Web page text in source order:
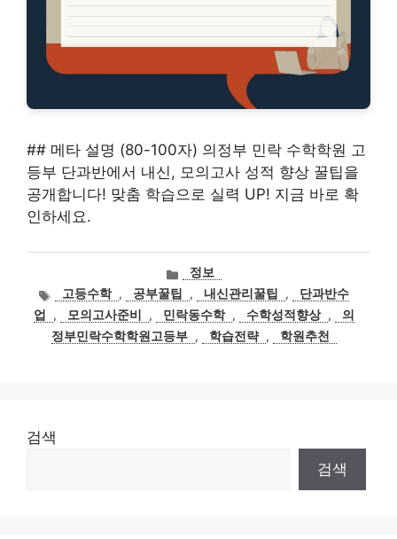
## 메타 설명 (80-100자) 의정부 민락 수학학원 고
등부 단과반에서 내신, 모의고사 성적 향상 꿀팁을
공개합니다! 맞춤 학습으로 실력 UP! 지금 바로 확
인하세요.
카
고
리
정보
태고등수학 , 공부꿀팁 , 내신관리꿀팁 ,
단과반수
업
, 모의고사준비 , 민락동수학 , 수학성적향상 ,
의
정부민락수학학원고등부 , 학습전략 , 학원추천
검색
검색